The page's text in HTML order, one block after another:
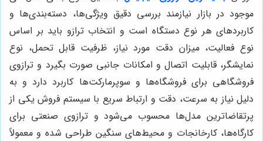
موجود در بازار نیازمند بررسی دقیق ویژگی‌ها، دسته‌بندی‌ها و
کاربردهای هر نوع دستگاه است و انتخاب ترازو باید بر اساس
نوع فعالیت، میزان دقت مورد نیاز، ظرفیت قابل تحمل، نوع
نمایشگر، قابلیت اتصال و امکانات جانبی صورت بگیرد و ترازوی
فروشگاهی برای فروشگاه‌ها و سوپرمارکت‌ها کاربرد دارد و به
دلیل نیاز به سرعت، دقت و ارتباط سریع با سیستم فروش یکی از
پرتقاضاترین مدل‌ها محسوب می‌شود و ترازوی صنعتی برای
کارگاه‌ها، کارخانجات و محیط‌های سنگین طراحی شده و معمولاً